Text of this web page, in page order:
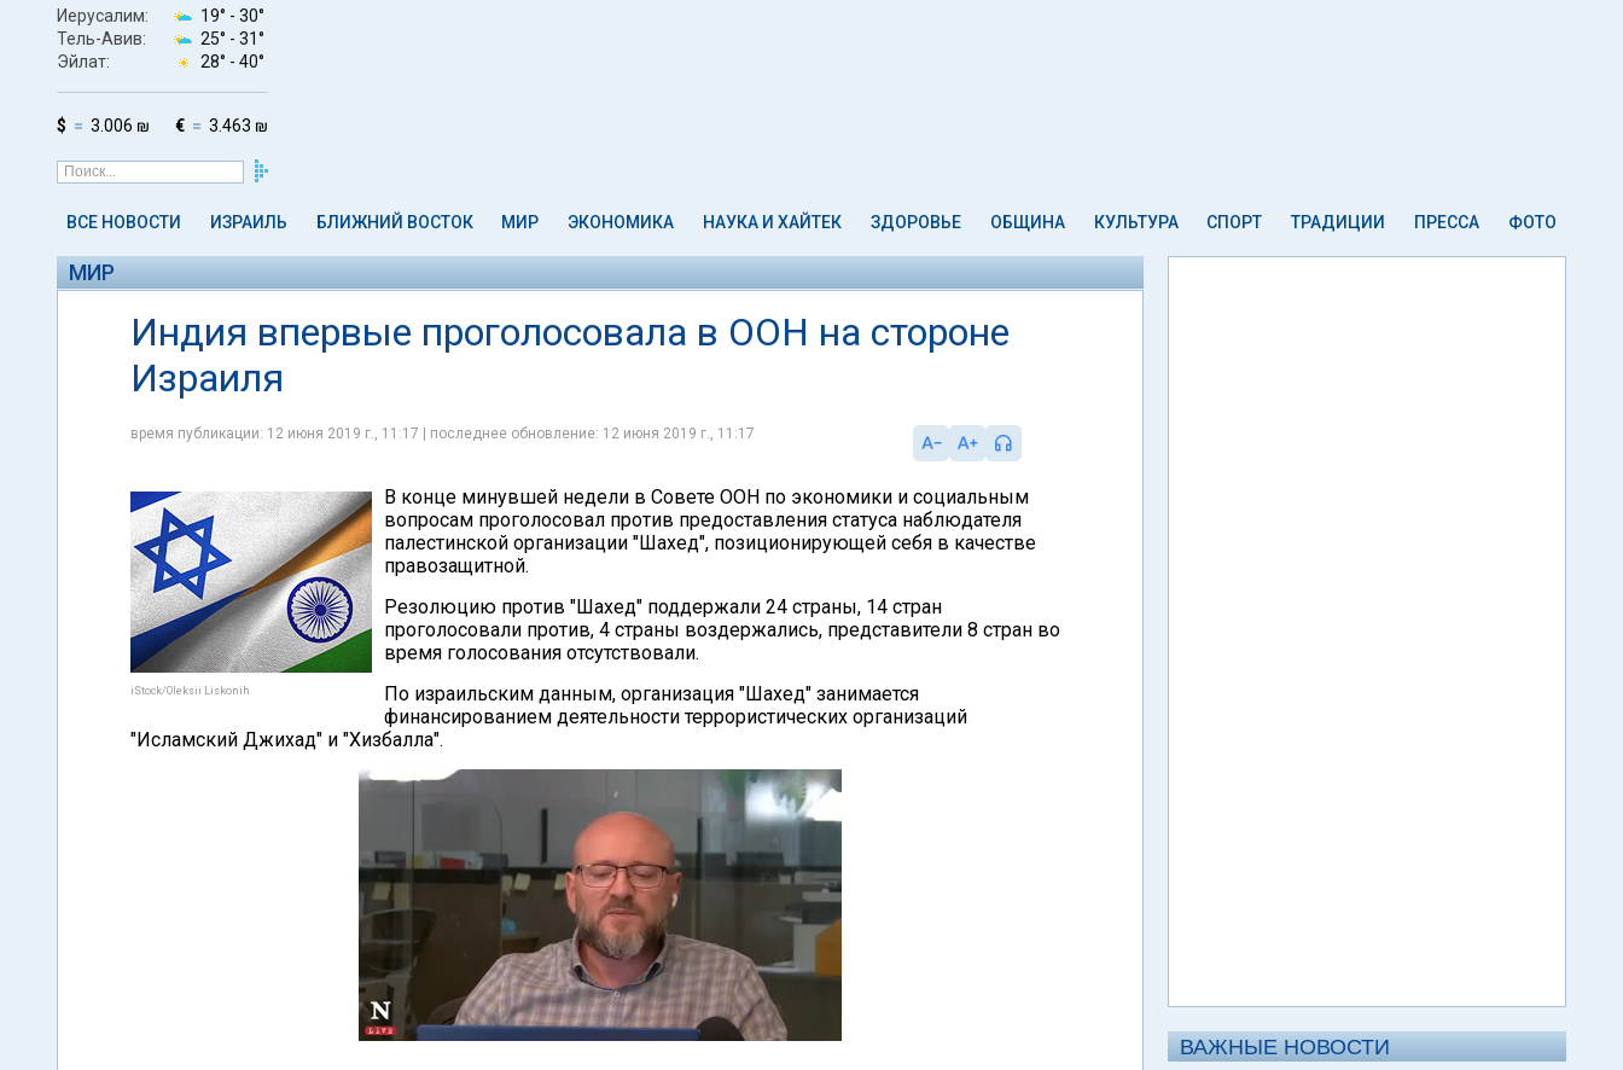
Иерусалим: 19° - 30°
Тель-Авив:
25° - 31°
Эйлат:
28° - 40°
$ 3.006 ₪ € 3.463 ₪
ВСЕ НОВОСТИ ИЗРАИЛЬ БЛИЖНИЙ ВОСТОК МИР ЭКОНОМИКА НАУКА И ХАЙТЕК ЗДОРОВЬЕ ОБЩИНА КУЛЬТУРА СПОРТ ТРАДИЦИИ ПРЕССА ФОТО
МИР
Индия впервые проголосовала в ООН на стороне
Израиля
время публикации: 12 июня 2019 г., 11:17 | последнее обновление: 12 июня 2019 г., 11:17
iStock/Oleksii Liskonih
В конце минувшей недели в Совете ООН по экономики и социальным
вопросам проголосовал против предоставления статуса наблюдателя
палестинской организации "Шахед", позиционирующей себя в качестве
правозащитной.
Резолюцию против "Шахед" поддержали 24 страны, 14 стран
проголосовали против, 4 страны воздержались, представители 8 стран во
время голосования отсутствовали.
По израильским данным, организация "Шахед" занимается
финансированием деятельности террористических организаций
"Исламский Джихад" и "Хизбалла".
ВАЖНЫЕ НОВОСТИ